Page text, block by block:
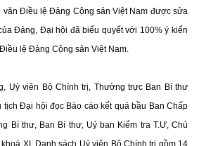
văn Điều lệ Đảng Cộng sản Việt Nam được sửa
Đảng, Đại hội đã biểu quyết với 100% ý kiến
lệ Đảng Cộng sản Việt Nam.
Uỷ viên Bộ Chính trị, Thường trực Ban Bí thư
tịch Đại hội đọc Báo cáo kết quả bầu Ban Chấp
Bí thư, Ban Bí thư, Uỷ ban Kiểm tra T.Ư, Chủ
XI. Danh sách Uỷ viên Bộ Chính trị gồm 14